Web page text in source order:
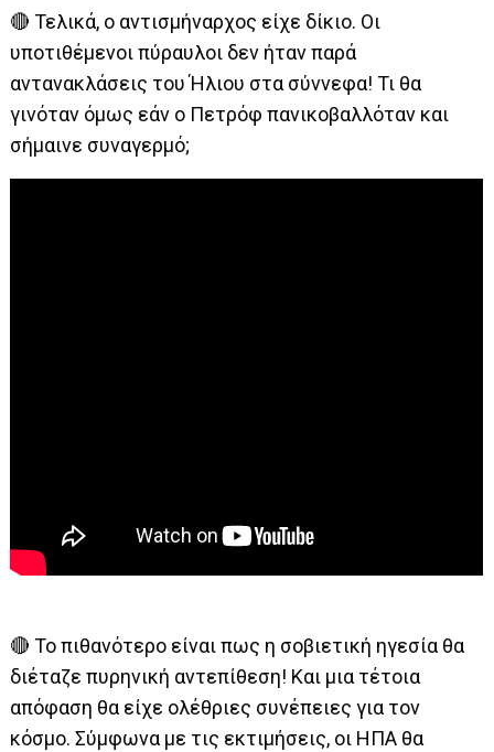
🔴 Τελικά, ο αντισμήναρχος είχε δίκιο. Οι
υποτιθέμενοι πύραυλοι δεν ήταν παρά
αντανακλάσεις του Ήλιου στα σύννεφα! Τι θα
γινόταν όμως εάν ο Πετρόφ πανικοβαλλόταν και
σήμαινε συναγερμό;
🔴 Το πιθανότερο είναι πως η σοβιετική ηγεσία θα
διέταζε πυρηνική αντεπίθεση! Και μια τέτοια
απόφαση θα είχε ολέθριες συνέπειες για τον
κόσμο. Σύμφωνα με τις εκτιμήσεις, οι ΗΠΑ θα